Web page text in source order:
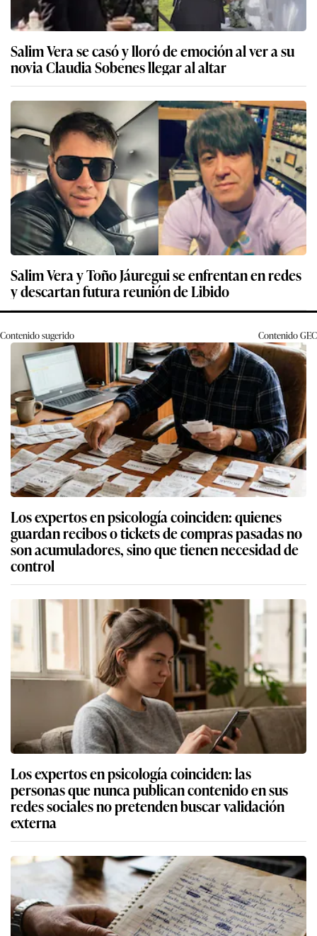
Salim Vera se casó y lloró de emoción al ver a su
novia Claudia Sobenes llegar al altar
Salim Vera y Toño Jáuregui se enfrentan en redes
y descartan futura reunión de Libido
Contenido sugerido ContenidoGEC
Los expertos en psicología coinciden: quienes
guardan recibos o tickets de compras pasadas no
son acumuladores, sino que tienen necesidad de
control
Los expertos en psicología coinciden: las
personas que nunca publican contenido en sus
redes sociales no pretenden buscar validación
externa